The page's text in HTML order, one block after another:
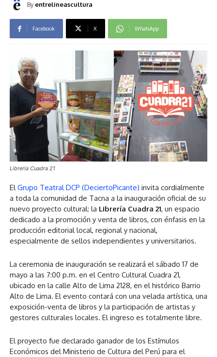
By entrelineascultura
Facebook X WhatsApp
Librería Cuadra 21
ElGrupo Teatral DCP (DeciertoPicante) invita cordialmente
a toda la comunidad de Tacna a la inauguración oficial de su
nuevo proyecto cultural: la Librería Cuadra 21, un espacio
dedicado a la promoción y venta de libros, con énfasis en la
producción editorial local, regional y nacional,
especialmente de sellos independientes y universitarios.
La ceremonia de inauguración se realizará el sábado 17 de
mayo a las 7:00 p.m. en el Centro Cultural Cuadra 21,
ubicado en la calle Alto de Lima 2128, en el histórico Barrio
Alto de Lima. El evento contará con una velada artística, una
exposición-venta de libros y la participación de artistas y
gestores culturales locales. El ingreso es totalmente libre.
El proyecto fue declarado ganador de los Estímulos
Económicos del Ministerio de Cultura del Perú para el